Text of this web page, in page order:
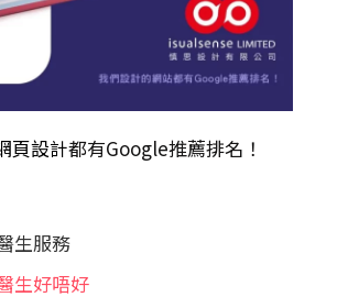
頁設計都有Google推薦排名！
生服務
生好唔好